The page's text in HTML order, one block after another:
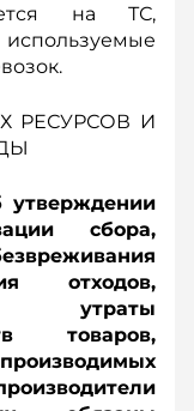
на ТС,
РЕСУРСОВ И
утверждении
сбора,
отходов,
утраты
товаров,